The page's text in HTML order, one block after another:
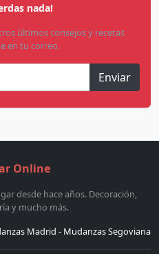
nada!
últimos consejos y recetas
en tu correo.
Enviar
Online
desde hace años. Decoración,
y mucho más.
Madrid - Mudanzas Segoviana